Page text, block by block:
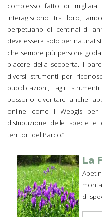
complesso fatto di
interagiscono tra loro,
perpetuano di centinai di
deve essere solo per
che sempre più persone
piacere della scoperta. Il
diversi strumenti per
pubblicazioni, agli
possono diventare anche
online come i Webgis per
distribuzione delle specie e
territori del Parco.”
La
di